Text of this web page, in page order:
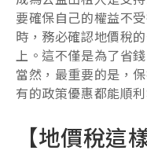
要確保自己的權益不
時，務必確認地價稅
上。這不僅是為了省
當然，最重要的是，
有的政策優惠都能順利
【地價稅這